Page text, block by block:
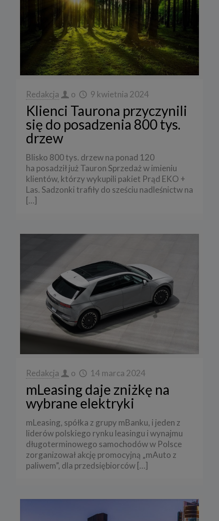
Redakcja o 9 kwietnia 2024
Klienci Taurona przyczynili
się do posadzenia 800 tys.
drzew
Blisko 800 tys. drzew na ponad 120
ha posadził już Tauron Sprzedaż w imieniu
klientów, którzy wykupili pakiet Prąd EKO +
Las. Sadzonki trafiły do sześciu nadleśnictw na
[…]
Redakcja o 14 marca 2024
mLeasing daje zniżkę na
wybrane elektryki
mLeasing, spółka z grupy mBanku, i jeden z
liderów polskiego rynku leasingu i wynajmu
długoterminowego samochodów w Polsce
zorganizował akcję promocyjną „mAuto z
paliwem”, dla przedsiębiorców[…]